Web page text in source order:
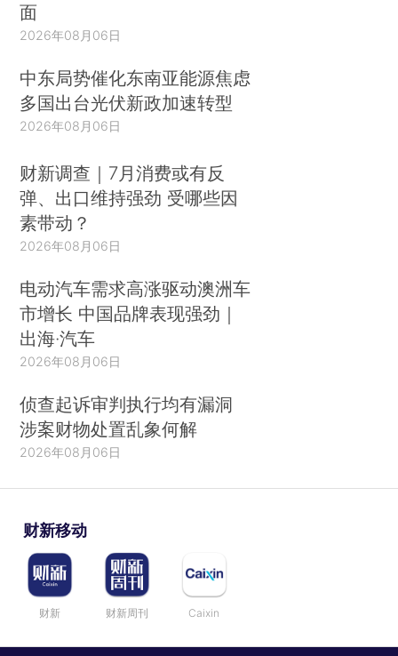
面
2026年08月06日
中东局势催化东南亚能源焦虑
多国出台光伏新政加速转型
2026年08月06日
财新调查｜7月消费或有反
弹、出口维持强劲 受哪些因
素带动？
2026年08月06日
电动汽车需求高涨驱动澳洲车
市增长 中国品牌表现强劲｜
出海·汽车
2026年08月06日
侦查起诉审判执行均有漏洞
涉案财物处置乱象何解
2026年08月06日
财新移动
财新 财新周刊 Caixin